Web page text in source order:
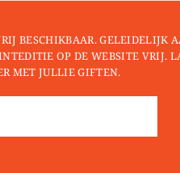
BESCHIKBAAR. GELEIDELIJK
OP DE WEBSITE VRIJ.
MET JULLIE GIFTEN.